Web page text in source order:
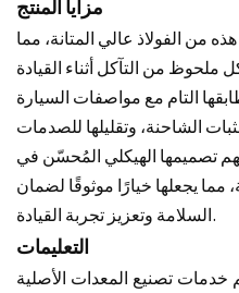
مزايا المنتج
من الفولاذ عالي المتانة، مما
ملحوظ من التآكل أثناء القيادة
التام مع مواصفات السيارة
الشاحنة، وتقليلها للصدمات
تصميمها الهيكلي المُحسّن في
يجعلها خيارًا موثوقًا لضمان
السلامة وتعزيز تجربة القيادة.
التعليمات